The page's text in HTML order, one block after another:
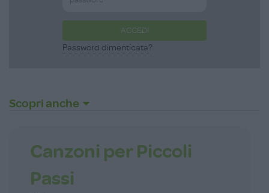
ACCEDI
Password dimenticata?
Scopri anche
Canzoni per Piccoli
Passi